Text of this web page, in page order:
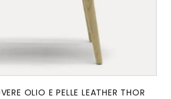
OLIO E PELLE LEATHER THOR